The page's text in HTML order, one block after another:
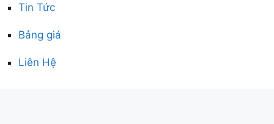
Tin Tức
Bảng giá
Liên Hệ